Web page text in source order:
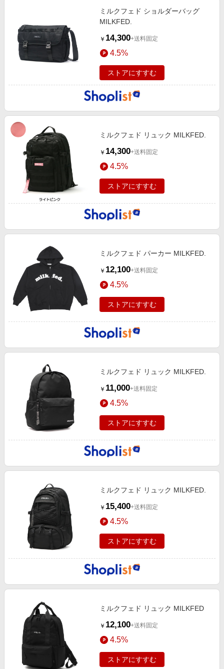
ミルクフェド ショルダーバッグ
MILKFED.
￥ 14,300+送料固定
4.5%
ストアにすすむ
ミルクフェド リュック MILKFED.
￥ 14,300+送料固定
4.5%
ストアにすすむ
ミルクフェド パーカー MILKFED.
￥ 12,100+送料固定
4.5%
ストアにすすむ
ミルクフェド リュック MILKFED.
￥ 11,000+送料固定
4.5%
ストアにすすむ
ミルクフェド リュック MILKFED.
￥ 15,400+送料固定
4.5%
ストアにすすむ
ミルクフェド リュック MILKFED
￥ 12,100+送料固定
4.5%
ストアにすすむ